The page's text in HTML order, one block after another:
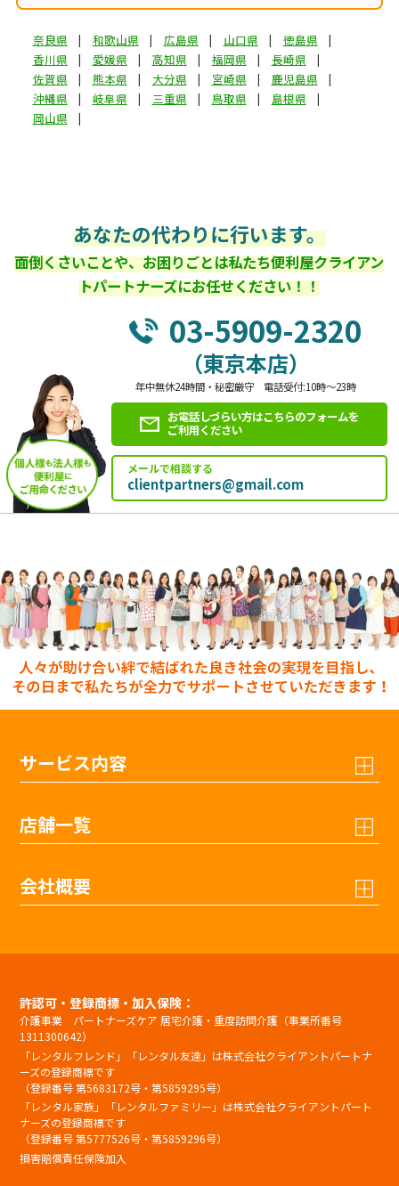
奈良県 和歌山県 広島県 山口県
徳島県
香川県
愛媛県 高知県 福岡県
長崎県
佐賀県
熊本県 大分県 宮崎県
鹿児島県
沖縄県
岐阜県 三重県 鳥取県
島根県
岡山県
あなたの代わりに行います。
面倒くさいことや、お困りごとは私たち便利屋クライアン
トパートナーズにお任せください！！
03-5909-2320
（東京本店）
年中無休24時間・秘密厳守 電話受付:10時～23時
お電話しづらい方はこちらのフォームを
ご利用ください
メールで相談する
clientpartners@gmail.com
サービス内容
店舗一覧
会社概要
許認可・登録商標・加入保険：
介護事業 パートナーズケア 居宅介護・重度訪問介護（事業所番号
1311300642）
「レンタルフレンド」「レンタル友達」は株式会社クライアントパートナ
ーズの登録商標です
（登録番号 第5683172号・第5859295号）
「レンタル家族」「レンタルファミリー」は株式会社クライアントパート
ナーズの登録商標です
（登録番号 第5777526号・第5859296号）
損害賠償責任保険加入